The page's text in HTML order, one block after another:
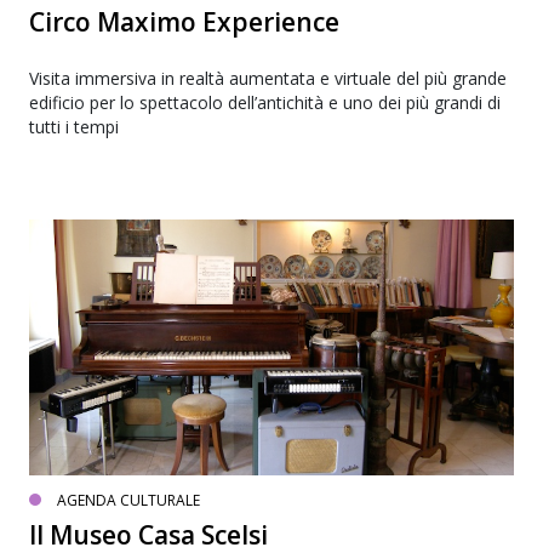
Circo Maximo Experience
Visita immersiva in realtà aumentata e virtuale del più grande
edificio per lo spettacolo dell’antichità e uno dei più grandi di
tutti i tempi
AGENDA CULTURALE
Il Museo Casa Scelsi